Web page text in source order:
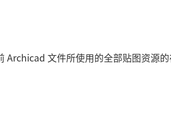
Archicad 文件所使用的全部贴图资源的